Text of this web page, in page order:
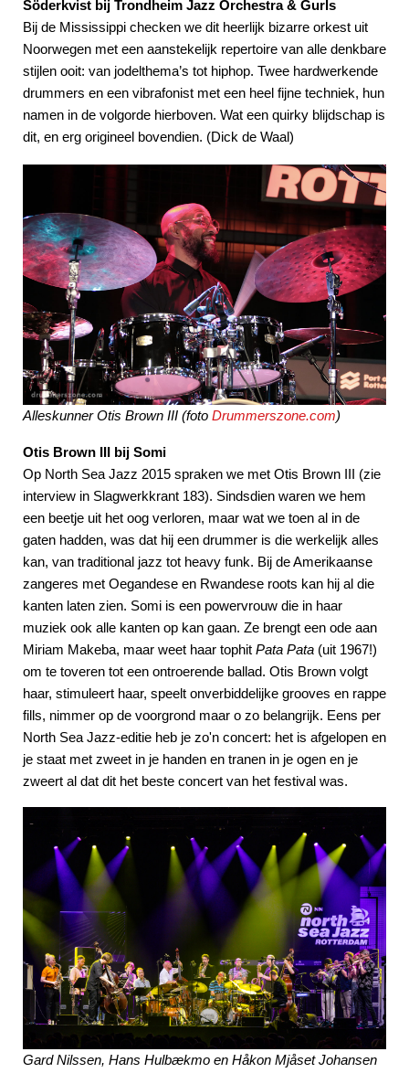
Söderkvist bij Trondheim Jazz Orchestra & Gurls
Bij de Mississippi checken we dit heerlijk bizarre orkest uit
Noorwegen met een aanstekelijk repertoire van alle denkbare
stijlen ooit: van jodelthema’s tot hiphop. Twee hardwerkende
drummers en een vibrafonist met een heel fijne techniek, hun
namen in de volgorde hierboven. Wat een quirky blijdschap is
dit, en erg origineel bovendien. (Dick de Waal)
Alleskunner Otis Brown III (foto Drummerszone.com)
Otis Brown III bij Somi
Op North Sea Jazz 2015 spraken we met Otis Brown III (zie
interview in Slagwerkkrant 183). Sindsdien waren we hem
een beetje uit het oog verloren, maar wat we toen al in de
gaten hadden, was dat hij een drummer is die werkelijk alles
kan, van traditional jazz tot heavy funk. Bij de Amerikaanse
zangeres met Oegandese en Rwandese roots kan hij al die
kanten laten zien. Somi is een powervrouw die in haar
muziek ook alle kanten op kan gaan. Ze brengt een ode aan
Miriam Makeba, maar weet haar tophit Pata Pata (uit 1967!)
om te toveren tot een ontroerende ballad. Otis Brown volgt
haar, stimuleert haar, speelt onverbiddelijke grooves en rappe
fills, nimmer op de voorgrond maar o zo belangrijk. Eens per
North Sea Jazz-editie heb je zo'n concert: het is afgelopen en
je staat met zweet in je handen en tranen in je ogen en je
zweert al dat dit het beste concert van het festival was.
Gard Nilssen, Hans Hulbækmo en Håkon Mjåset Johansen